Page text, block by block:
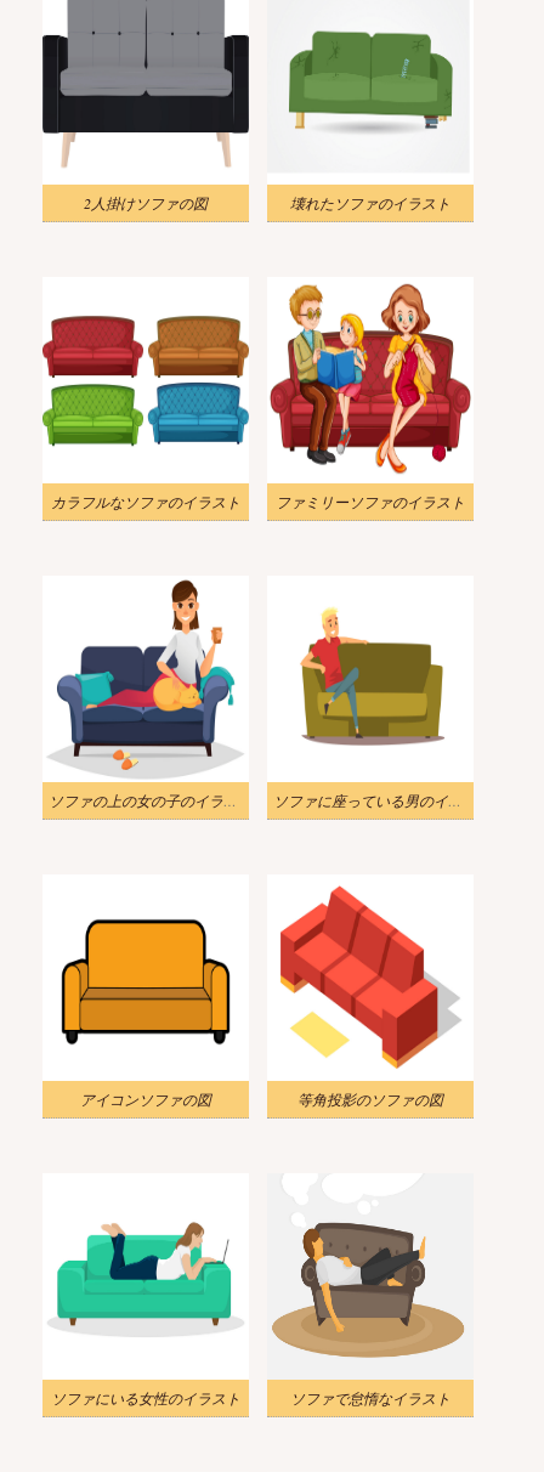
2人掛けソファの図 壊れたソファのイラスト
カラフルなソファのイラスト ファミリーソファのイラスト
ソファの上の女の子のイラスト ソファに座っている男のイラスト
アイコンソファの図 等角投影のソファの図
ソファにいる女性のイラスト ソファで怠惰なイラスト